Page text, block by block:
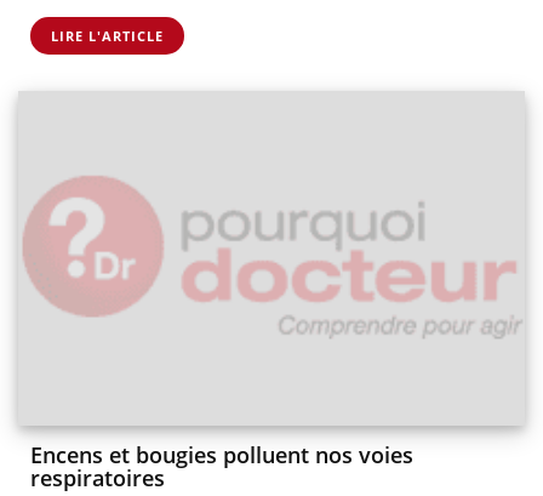
LIRE L'ARTICLE
Encens et bougies polluent nos voies
respiratoires